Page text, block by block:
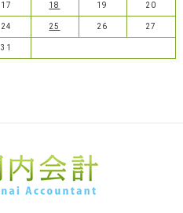
17 18 19 20
24 25 26 27
31